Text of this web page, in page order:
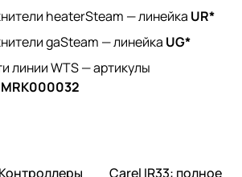
heaterSteam — линейка UR*
gaSteam — линейка UG*
линии WTS — артикулы
Автоматика и
Контроллеры
Автоматика и
Carel IR33: полное